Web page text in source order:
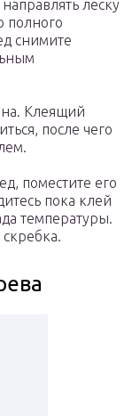
леску
полного
снимите
Клеящий
после чего
поместите его
пока клей
температуры.